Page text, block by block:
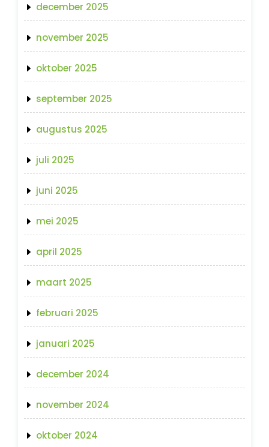
december 2025
november 2025
oktober 2025
september 2025
augustus 2025
juli 2025
juni 2025
mei 2025
april 2025
maart 2025
februari 2025
januari 2025
december 2024
november 2024
oktober 2024